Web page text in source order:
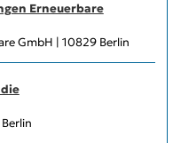
Erneuerbare
GmbH | 10829 Berlin